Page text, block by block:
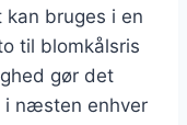
bruges i en
til blomkålsris
gør det
i næsten enhver